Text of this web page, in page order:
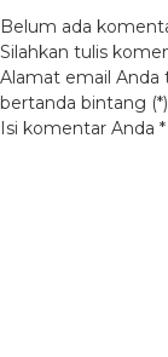
Belum ada
Silahkan tulis
Alamat email Anda
bertanda bintang
Isi komentar Anda *